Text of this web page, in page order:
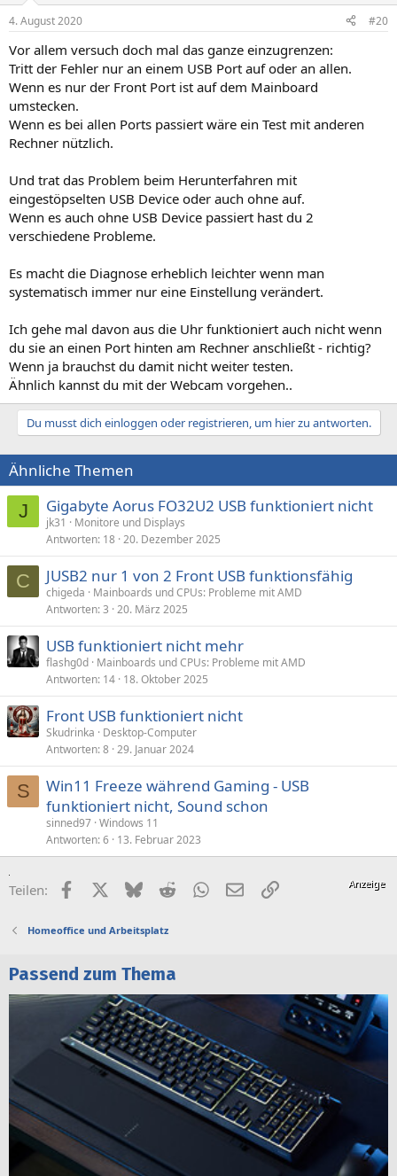
e
:
4. August 2020 #20
Vor allem versuch doch mal das ganze einzugrenzen:
Tritt der Fehler nur an einem USB Port auf oder an allen.
Wenn es nur der Front Port ist auf dem Mainboard
umstecken.
Wenn es bei allen Ports passiert wäre ein Test mit anderen
Rechner nützlich.
Und trat das Problem beim Herunterfahren mit
eingestöpselten USB Device oder auch ohne auf.
Wenn es auch ohne USB Device passiert hast du 2
verschiedene Probleme.
Es macht die Diagnose erheblich leichter wenn man
systematisch immer nur eine Einstellung verändert.
Ich gehe mal davon aus die Uhr funktioniert auch nicht wenn
du sie an einen Port hinten am Rechner anschließt - richtig?
Wenn ja brauchst du damit nicht weiter testen.
Ähnlich kannst du mit der Webcam vorgehen..
Du musst dich einloggen oder registrieren, um hier zu antworten.
Ähnliche Themen
J Gigabyte Aorus FO32U2 USB funktioniert nicht
jk31
Monitore und Displays
Antworten 18 20. Dezember 2025
C JUSB2 nur 1 von 2 Front USB funktionsfähig
chigeda
Mainboards und CPUs: Probleme mit AMD
Antworten 3 20. März 2025
USB funktioniert nicht mehr
flashg0d Mainboards und CPUs: Probleme mit AMD
Antworten 14 18. Oktober 2025
Front USB funktioniert nicht
Skudrinka
Desktop-Computer
Antworten 8 29. Januar 2024
S
Win11 Freeze während Gaming - USB
funktioniert nicht, Sound schon
sinned97 Windows 11
Antworten 6 13. Februar 2023
Teilen: FacebookX (Twitter)
BlueskyRedditWhatsApp
E-MailLink
Homeoffice und Arbeitsplatz
Passend zum Thema